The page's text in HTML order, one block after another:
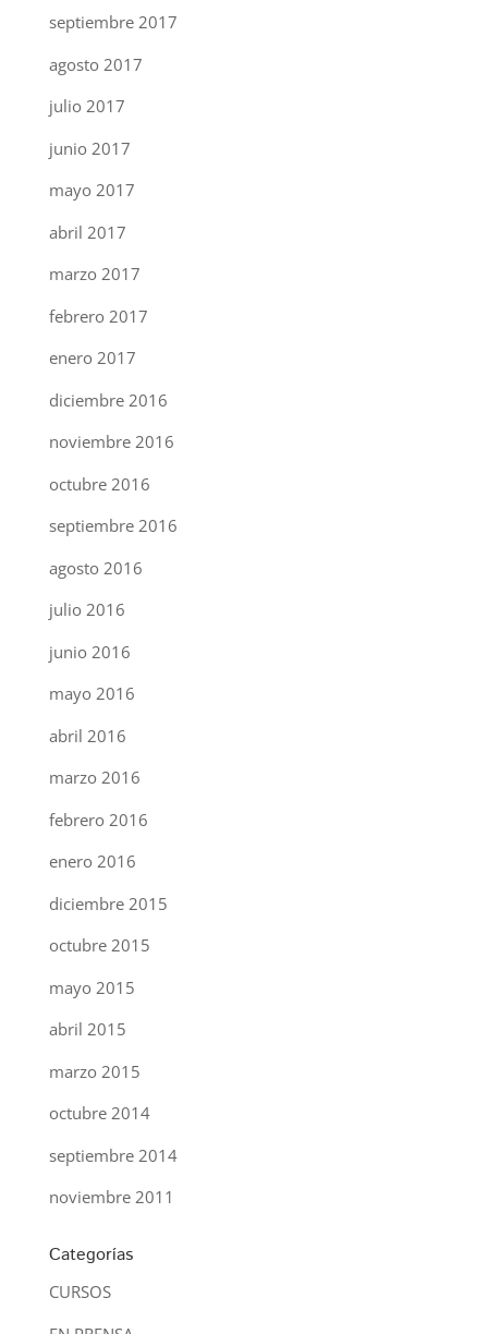
septiembre 2017
agosto 2017
julio 2017
junio 2017
mayo 2017
abril 2017
marzo 2017
febrero 2017
enero 2017
diciembre 2016
noviembre 2016
octubre 2016
septiembre 2016
agosto 2016
julio 2016
junio 2016
mayo 2016
abril 2016
marzo 2016
febrero 2016
enero 2016
diciembre 2015
octubre 2015
mayo 2015
abril 2015
marzo 2015
octubre 2014
septiembre 2014
noviembre 2011
Categorías
CURSOS